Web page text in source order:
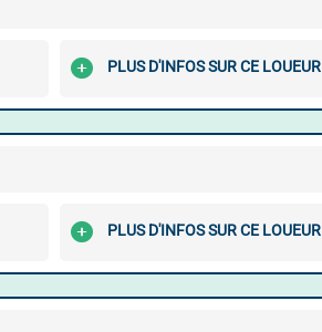
PLUS D'INFOS SUR CE LOUEUR
PLUS D'INFOS SUR CE LOUEUR